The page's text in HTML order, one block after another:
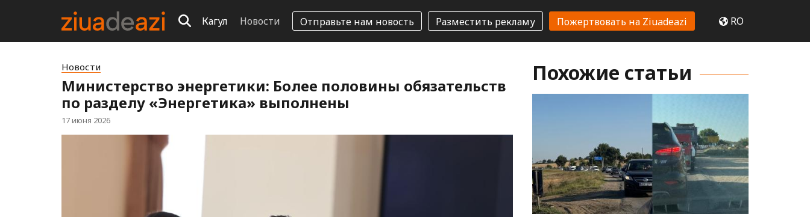
Кагул Новости Отправьте нам новость Разместить рекламу Пожертвовать на Ziuadeazi RO
Новости
Министерство энергетики: Более половины обязательств
по разделу «Энергетика» выполнены
17 июня 2026
Похожие статьи